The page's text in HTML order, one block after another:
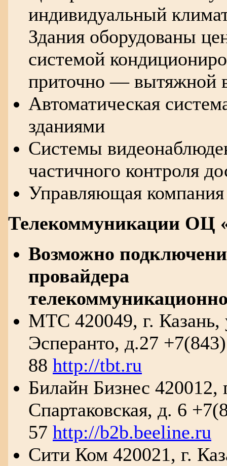
индивидуальный
Здания оборудованы
системой
приточно — вытяжной
Автоматическая
зданиями
Системы
частичного контроля
Управляющая
Телекоммуникации ОЦ
Возможно
провайдера
МТС 420049, г. Казань,
Эсперанто, д.27
88 http://tbt.ru
Билайн Бизнес 420012,
Спартаковская, д. 6
57 http://b2b.beeline.ru
Сити Ком 420021, г.